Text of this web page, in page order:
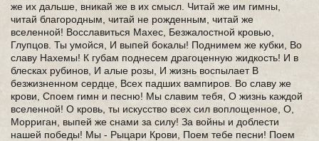
же их дальше, вникай же в их смысл. Читай же им гимны,
читай благородным, читай не рожденным, читай же
вселенной! Восславиться Махес, Безжалостной кровью,
Глупцов. Ты умойся, И выпей бокалы! Поднимем же кубки, Во
славу Нахемы! К губам поднесем драгоценную жидкость! И в
блесках рубинов, И алые розы, И жизнь воспылает В
безжизненном сердце, Всех падших вампиров. Во славу же
крови, Споем гимн и песню! Мы славим тебя, О жизнь каждой
вселенной! О кровь, ты искусство всех сил воплощенное, О,
Морриган, выпей же снами за силу! За войны и доблести
нашей победы! Мы - Рыцари Крови, Поем тебе песни! Поем